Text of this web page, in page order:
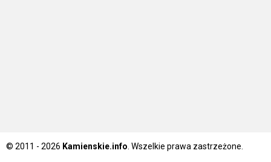
© 2011 - 2026 Kamienskie.info . Wszelkie prawa zastrzeżone.